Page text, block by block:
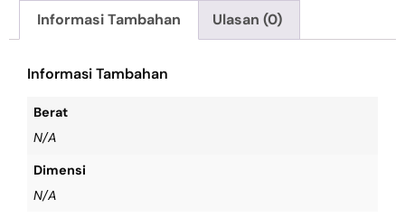
Informasi Tambahan Ulasan (0)
Informasi Tambahan
Berat
N/A
Dimensi
N/A